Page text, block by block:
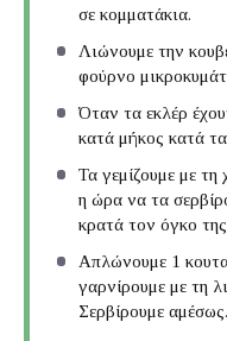
σε κομματάκια.
Λιώνουμε την
φούρνο
Όταν τα εκλέρ
κατά μήκος κατά
Τα γεμίζουμε με τη
η ώρα να τα
κρατά τον όγκο
Απλώνουμε 1
γαρνίρουμε με τη
Σερβίρουμε αμέσως.